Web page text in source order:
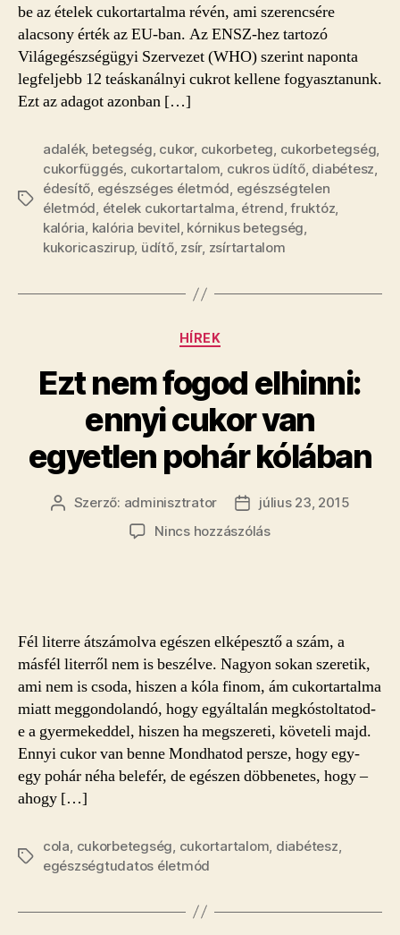
be az ételek cukortartalma révén, ami szerencsére
alacsony érték az EU-ban. Az ENSZ-hez tartozó
Világegészségügyi Szervezet (WHO) szerint naponta
legfeljebb 12 teáskanálnyi cukrot kellene fogyasztanunk.
Ezt az adagot azonban […]
Címkék
adalék, betegség, cukor, cukorbeteg, cukorbetegség,
cukorfüggés, cukortartalom, cukros üdítő, diabétesz,
édesítő, egészséges életmód, egészségtelen
életmód, ételek cukortartalma, étrend,fruktóz,
kalória, kalória bevitel, kórnikus betegség,
kukoricaszirup, üdítő, zsír, zsírtartalom
Kategóriák
HÍREK
Ezt nem fogod elhinni:
ennyi cukor van
egyetlen pohár kólában
Bejegyzés
Szerző: adminisztrator
Bejegyzés
dátuma
július 23, 2015
Nincs hozzászólása(z)
cukor
van
egyetlen
pohár
kólában
bejegyzéshez
Fél literre átszámolva egészen elképesztő a szám, a
másfél literről nem is beszélve. Nagyon sokan szeretik,
ami nem is csoda, hiszen a kóla finom, ám cukortartalma
miatt meggondolandó, hogy egyáltalán megkóstoltatod-
e a gyermekeddel, hiszen ha megszereti, követeli majd.
Ennyi cukor van benne Mondhatod persze, hogy egy-
egy pohár néha belefér, de egészen döbbenetes, hogy –
ahogy […]
Címkék
cola cukorbetegség cukortartalom diabétesz
egészségtudatos életmód